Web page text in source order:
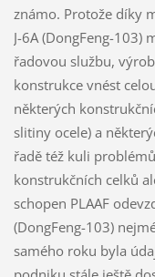
známo. Protože díky
J-6A (DongFeng-103)
řadovou službu,
konstrukce vnést
některých
slitiny ocele) a
řadě též kuli
konstrukčních celků
schopen PLAAF
(DongFeng-103)
samého roku byla